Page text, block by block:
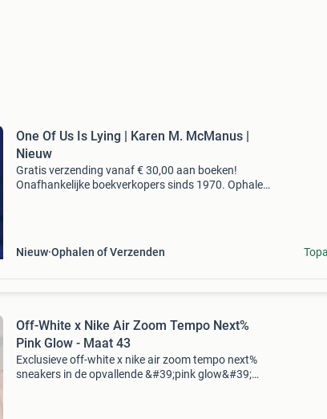
One Of Us Is Lying | Karen M. McManus |
Nieuw
Gratis verzending vanaf € 30,00 aan boeken!
Onafhankelijke boekverkopers sinds 1970. Ophalen
Nieuw Ophalen of Verzenden
Off-White x Nike Air Zoom Tempo Next%
Pink Glow - Maat 43
Exclusieve off-white x nike air zoom tempo next%
sneakers in de opvallende &#39;pink glow&#39;